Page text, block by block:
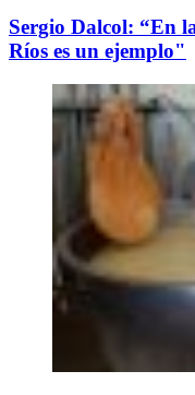
Sergio Dalcol: “En
Ríos es un ejemplo"